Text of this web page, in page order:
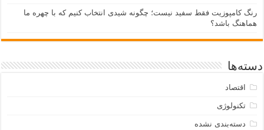
کامپوزیت فقط سفید نیست؛ چگونه شیدی انتخاب کنیم که با چهره ما
باشد؟
اقتصاد
تکنولوژی
دسته‌بندی نشده